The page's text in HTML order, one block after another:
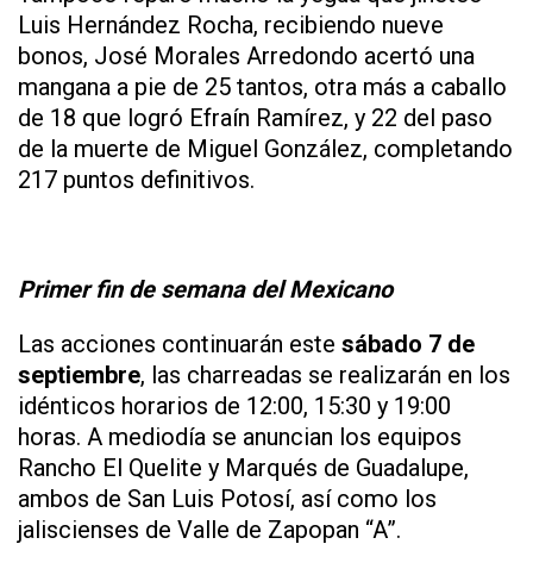
Luis Hernández Rocha, recibiendo nueve
bonos, José Morales Arredondo acertó una
mangana a pie de 25 tantos, otra más a caballo
de 18 que logró Efraín Ramírez, y 22 del paso
de la muerte de Miguel González, completando
217 puntos definitivos.
Primer fin de semana del Mexicano
Las acciones continuarán este sábado 7 de
septiembre, las charreadas se realizarán en los
idénticos horarios de 12:00, 15:30 y 19:00
horas. A mediodía se anuncian los equipos
Rancho El Quelite y Marqués de Guadalupe,
ambos de San Luis Potosí, así como los
jaliscienses de Valle de Zapopan “A”.